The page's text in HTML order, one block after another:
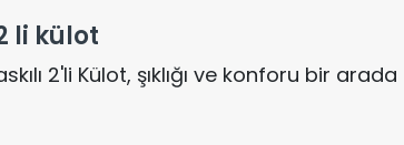
li külot
2'li Külot, şıklığı ve konforu bir arada